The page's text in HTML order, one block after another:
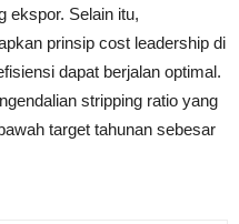
ekspor. Selain itu,
prinsip cost leadership di
dapat berjalan optimal.
stripping ratio yang
target tahunan sebesar